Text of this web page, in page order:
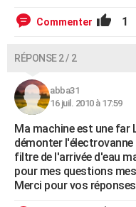
Commenter 1
RÉPONSE 2 / 2
abba31
16 juil. 2010 à 17:59
Ma machine est une far
démonter l'électrovanne
filtre de l'arrivée d'eau
pour mes questions
Merci pour vos